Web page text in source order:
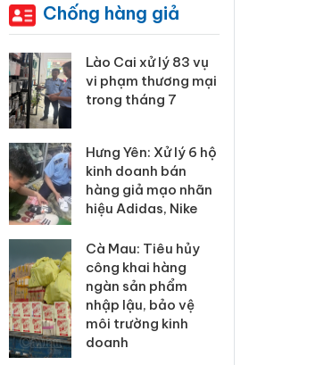
Chống hàng giả
Lào Cai xử lý 83 vụ
vi phạm thương mại
trong tháng 7
Hưng Yên: Xử lý 6 hộ
kinh doanh bán
hàng giả mạo nhãn
hiệu Adidas, Nike
Cà Mau: Tiêu hủy
công khai hàng
ngàn sản phẩm
nhập lậu, bảo vệ
môi trường kinh
doanh